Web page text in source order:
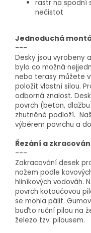
rastr na spodní
nečistot
Jednoduchá
---
Desky jsou vyrobeny
bylo co možná
nebo terasy můžete
položit vlastní silou.
odborná znalost.
povrch (beton,
zhutněné podloží.
výběrem povrchu a
Řezání a
---
Zakracování desek
nožem podle
hliníkových vodováh.
povrch kotoučovou
se mohla pálit.
buďto ruční pilou na
železo tzv. pilousem.